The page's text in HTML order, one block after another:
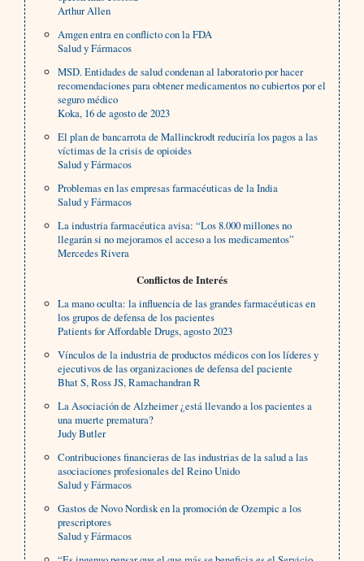
Arthur Allen
Amgen entra en conflicto con la FDA
Salud y Fármacos
MSD. Entidades de salud condenan al laboratorio por hacer
recomendaciones para obtener medicamentos no cubiertos por el
seguro médico
Koka, 16 de agosto de 2023
El plan de bancarrota de Mallinckrodt reduciría los pagos a las
víctimas de la crisis de opioides
Salud y Fármacos
Problemas en las empresas farmacéuticas de la India
Salud y Fármacos
La industria farmacéutica avisa: “Los 8.000 millones no
llegarán si no mejoramos el acceso a los medicamentos”
Mercedes Rivera
Conflictos de Interés
La mano oculta: la influencia de las grandes farmacéuticas en
los grupos de defensa de los pacientes
Patients for Affordable Drugs, agosto 2023
Vínculos de la industria de productos médicos con los líderes y
ejecutivos de las organizaciones de defensa del paciente
Bhat S, Ross JS, Ramachandran R
La Asociación de Alzheimer ¿está llevando a los pacientes a
una muerte prematura?
Judy Butler
Contribuciones financieras de las industrias de la salud a las
asociaciones profesionales del Reino Unido
Salud y Fármacos
Gastos de Novo Nordisk en la promoción de Ozempic a los
prescriptores
Salud y Fármacos